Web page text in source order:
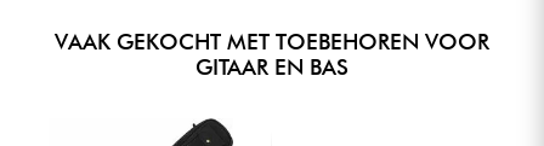
VAAK GEKOCHT MET TOEBEHOREN VOOR
GITAAR EN BAS